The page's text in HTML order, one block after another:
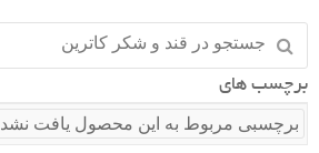
برچسب های
برچسبی مربوط به این محصول یافت نشد